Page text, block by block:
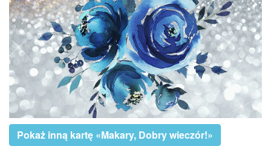
Pokaż inną kartę «Makary, Dobry wieczór!»